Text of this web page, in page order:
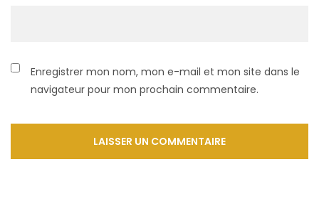
Enregistrer mon nom, mon e-mail et mon site dans le
navigateur pour mon prochain commentaire.